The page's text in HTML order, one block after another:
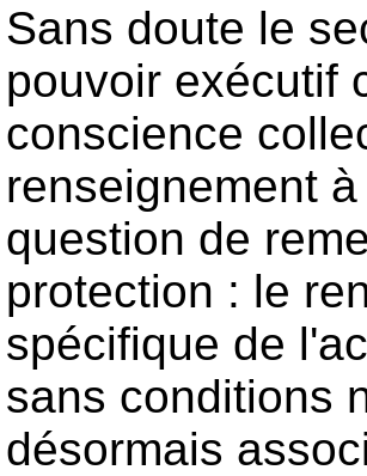
Sans doute le
pouvoir exécutif
conscience
renseignement
question de
protection : le
spécifique de
sans conditions
désormais